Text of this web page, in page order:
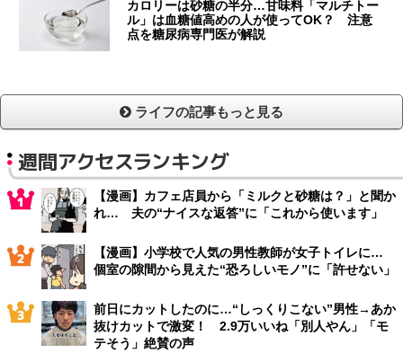
カロリーは砂糖の半分…甘味料「マルチトー
ル」は血糖値高めの人が使ってOK？ 注意
点を糖尿病専門医が解説
ライフの記事もっと見る
週間アクセスランキング
【漫画】カフェ店員から「ミルクと砂糖は？」と聞か
れ… 夫の“ナイスな返答”に「これから使います」
【漫画】小学校で人気の男性教師が女子トイレに…
個室の隙間から見えた“恐ろしいモノ”に「許せない」
前日にカットしたのに…“しっくりこない”男性→あか
抜けカットで激変！ 2.9万いいね「別人やん」「モ
テそう」絶賛の声